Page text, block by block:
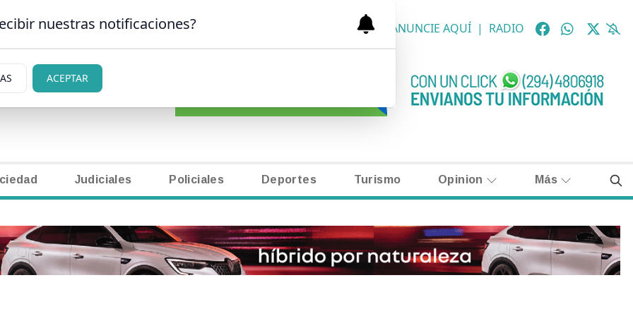
DE BARILOCHE CLASIFICADOS NECROLÓGICAS ANUNCIE AQUÍ | RADIO
Judiciales Policiales Deportes Turismo Opinion Más
nuestras notificaciones?
ACEPTAR